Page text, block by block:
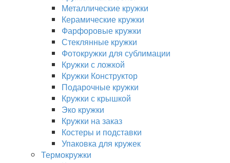
Металлические кружки
Керамические кружки
Фарфоровые кружки
Стеклянные кружки
Фотокружки для сублимации
Кружки с ложкой
Кружки Конструктор
Подарочные кружки
Кружки с крышкой
Эко кружки
Кружки на заказ
Костеры и подставки
Упаковка для кружек
Термокружки